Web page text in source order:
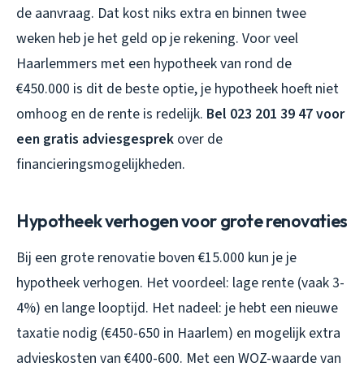
de aanvraag. Dat kost niks extra en binnen twee
weken heb je het geld op je rekening. Voor veel
Haarlemmers met een hypotheek van rond de
€450.000 is dit de beste optie, je hypotheek hoeft niet
omhoog en de rente is redelijk. Bel 023 201 39 47 voor
een gratis adviesgesprek over de
financieringsmogelijkheden.
Hypotheek verhogen voor grote renovaties
Bij een grote renovatie boven €15.000 kun je je
hypotheek verhogen. Het voordeel: lage rente (vaak 3-
4%) en lange looptijd. Het nadeel: je hebt een nieuwe
taxatie nodig (€450-650 in Haarlem) en mogelijk extra
advieskosten van €400-600. Met een WOZ-waarde van